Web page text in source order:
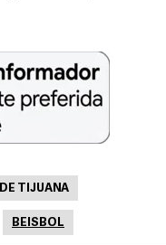
TIJUANA
BEISBOL